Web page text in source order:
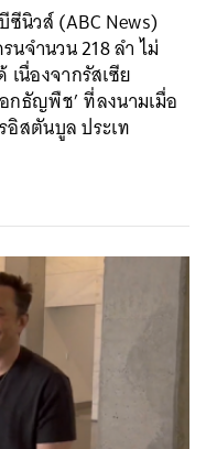
นิวส์ (ABC News)
นจำนวน 218 ลำ ไม่
นื่องจากรัสเซีย
กธัญพืช’ ที่ลงนามเมื่อ
สตันบูล ประเท